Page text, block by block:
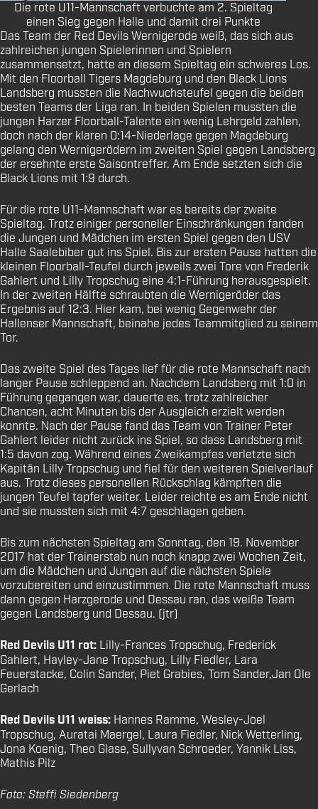
Die rote U11-Mannschaft verbuchte am 2. Spieltag
einen Sieg gegen Halle und damit drei Punkte
Das Team der Red Devils Wernigerode weiß, das sich aus
zahlreichen jungen Spielerinnen und Spielern
zusammensetzt, hatte an diesem Spieltag ein schweres Los.
Mit den Floorball Tigers Magdeburg und den Black Lions
Landsberg mussten die Nachwuchsteufel gegen die beiden
besten Teams der Liga ran. In beiden Spielen mussten die
jungen Harzer Floorball-Talente ein wenig Lehrgeld zahlen,
doch nach der klaren 0:14-Niederlage gegen Magdeburg
gelang den Wernigerödern im zweiten Spiel gegen Landsberg
der ersehnte erste Saisontreffer. Am Ende setzten sich die
Black Lions mit 1:9 durch.
Für die rote U11-Mannschaft war es bereits der zweite
Spieltag. Trotz einiger personeller Einschränkungen fanden
die Jungen und Mädchen im ersten Spiel gegen den USV
Halle Saalebiber gut ins Spiel. Bis zur ersten Pause hatten die
kleinen Floorball-Teufel durch jeweils zwei Tore von Frederik
Gahlert und Lilly Tropschug eine 4:1-Führung herausgespielt.
In der zweiten Hälfte schraubten die Wernigeröder das
Ergebnis auf 12:3. Hier kam, bei wenig Gegenwehr der
Hallenser Mannschaft, beinahe jedes Teammitglied zu seinem
Tor.
Das zweite Spiel des Tages lief für die rote Mannschaft nach
langer Pause schleppend an. Nachdem Landsberg mit 1:0 in
Führung gegangen war, dauerte es, trotz zahlreicher
Chancen, acht Minuten bis der Ausgleich erzielt werden
konnte. Nach der Pause fand das Team von Trainer Peter
Gahlert leider nicht zurück ins Spiel, so dass Landsberg mit
1:5 davon zog. Während eines Zweikampfes verletzte sich
Kapitän Lilly Tropschug und fiel für den weiteren Spielverlauf
aus. Trotz dieses personellen Rückschlag kämpften die
jungen Teufel tapfer weiter. Leider reichte es am Ende nicht
und sie mussten sich mit 4:7 geschlagen geben.
Bis zum nächsten Spieltag am Sonntag, den 19. November
2017 hat der Trainerstab nun noch knapp zwei Wochen Zeit,
um die Mädchen und Jungen auf die nächsten Spiele
vorzubereiten und einzustimmen. Die rote Mannschaft muss
dann gegen Harzgerode und Dessau ran, das weiße Team
gegen Landsberg und Dessau. (jtr)
Red Devils U11 rot: Lilly-Frances Tropschug, Frederick
Gahlert, Hayley-Jane Tropschug, Lilly Fiedler, Lara
Feuerstacke, Colin Sander, Piet Grabies, Tom Sander,Jan Ole
Gerlach
Red Devils U11 weiss: Hannes Ramme, Wesley-Joel
Tropschug, Auratai Maergel, Laura Fiedler, Nick Wetterling,
Jona Koenig, Theo Glase, Sullyvan Schroeder, Yannik Liss,
Mathis Pilz
Foto: Steffi Siedenberg